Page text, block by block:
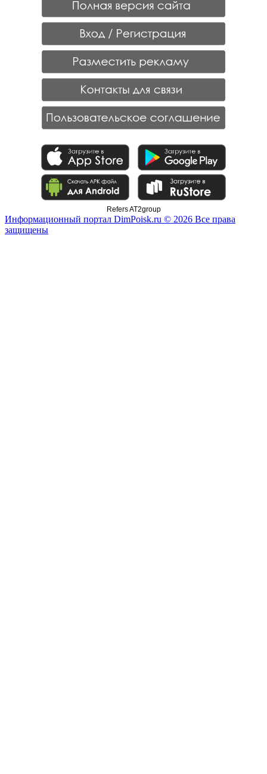
Refers AT2group
Информационный портал DimPoisk.ru © 2026 Все права
защищены